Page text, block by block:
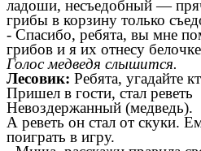
ладоши, несъедобный—
грибы в корзину только
- Спасибо, ребята, вы мне
грибов и я их отнесу
Голос медведя слышится.
Лесовик: Ребята, угадайте
Пришел в гости, стал реветь
Невоздержанный (медведь).
А реветь он стал от скуки.
поиграть в игру.